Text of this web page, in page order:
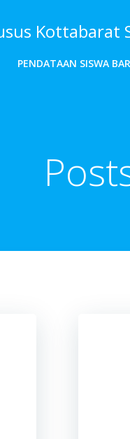
Kottabarat
PENDATAAN SISWA